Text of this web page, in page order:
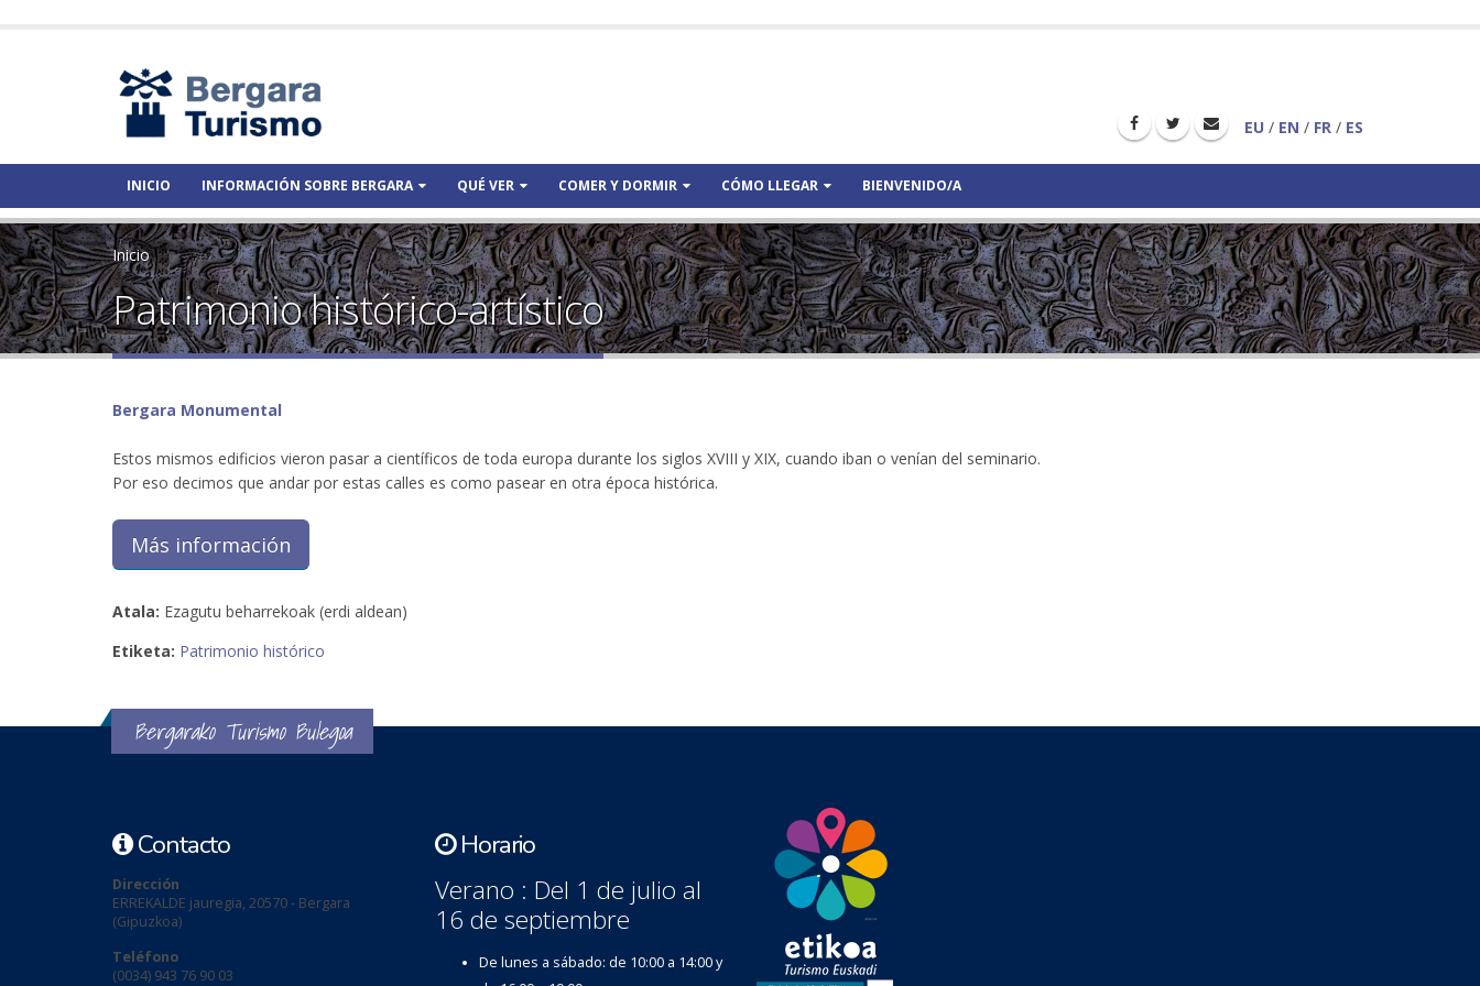
EU / EN / FR / ES
INICIO INFORMACIÓN SOBRE BERGARA QUÉ VER COMER Y DORMIR CÓMO LLEGAR BIENVENIDO/A
Inicio
Patrimonio histórico-artístico
Bergara Monumental
Estos mismos edificios vieron pasar a científicos de toda europa durante los siglos XVIII y XIX, cuando iban o venían del seminario.
Por eso decimos que andar por estas calles es como pasear en otra época histórica.
Más información
Atala: Ezagutu beharrekoak (erdi aldean)
Etiketa: Patrimonio histórico
Bergarako Turismo Bulegoa
Contacto
Dirección
ERREKALDE jauregia, 20570 - Bergara
(Gipuzkoa)
Teléfono
(0034) 943 76 90 03
Horario
Verano : Del 1 de julio al
16 de septiembre
De lunes a sábado: de 10:00 a 14:00 y